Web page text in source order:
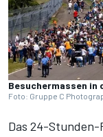
Besuchermassen
Foto: Gruppe C
Das 24-